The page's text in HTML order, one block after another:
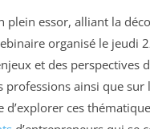
plein essor, alliant la
organisé le jeudi
et des perspectives
professions ainsi que
ces